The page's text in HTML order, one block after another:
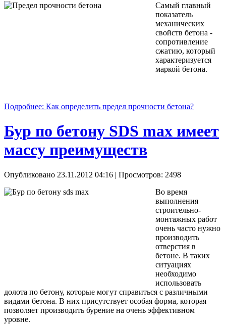
Самый главный
показатель
механических
свойств бетона -
сопротивление
сжатию, который
характеризуется
маркой бетона.
Подробнее: Как определить предел прочности бетона?
Бур по бетону SDS max имеет
массу преимуществ
Опубликовано 23.11.2012 04:16 | Просмотров: 2498
Во время
выполнения
строительно-
монтажных работ
очень часто нужно
производить
отверстия в
бетоне. В таких
ситуациях
необходимо
использовать
долота по бетону, которые могут справиться с различными
видами бетона. В них присутствует особая форма, которая
позволяет производить бурение на очень эффективном
уровне.